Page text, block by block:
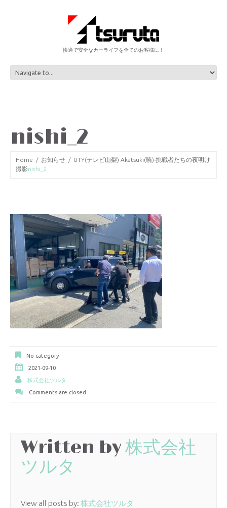
快適で安全なカーライフを全てのお客様に！
nishi_2
Home お知らせ
UTY(テレビ山梨) Akatsuki(暁)-挑戦者たちの夜明け
撮影nishi_2
No category
2021-09-10
株式会社ツルタ
Comments are closed
Written by株式会社
ツルタ
View all posts by: 株式会社ツルタ